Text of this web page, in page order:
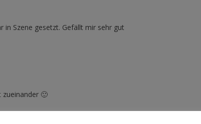
in Szene gesetzt. Gefällt mir sehr gut
zueinander 🙂